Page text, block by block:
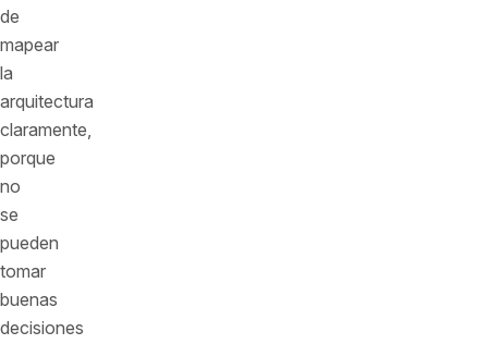
de
mapear
la
arquitectura
claramente,
porque
no
se
pueden
tomar
buenas
decisiones